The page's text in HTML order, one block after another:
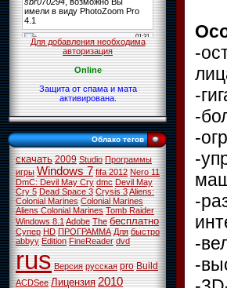
Для добавления необходима
авторизация
Online
Защита от спама и мата
активирована.
Облако тегов
скачать 2009 Studio Программы
игры Windows 7 fifa 2012 Nero 11
DmC: Devil May Cry dmc Devil May
Cry 5 Dead Space 3 Crysis 3Aliens:
Colonial Marines Colonial Marines
Aliens Colonial Marines Tomb Raider
Windows 8.1Adobe The бесплатно
Супер HD ПРОГРАММА Для быстро
abbyy Edition FineReader dvd
rus Версия русская pro Build
ACDSee Лицензия 2010
-
-
-
-
-
-
-
-